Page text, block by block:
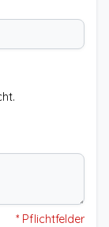
* Pflichtfelder